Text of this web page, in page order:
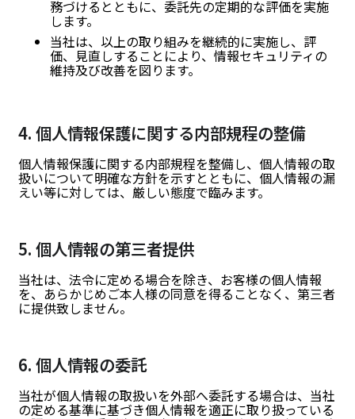
務づけるとともに、委託先の定期的な評価を実施
します。
当社は、以上の取り組みを継続的に実施し、評
価、見直しすることにより、情報セキュリティの
維持及び改善を図ります。
4. 個人情報保護に関する内部規程の整備
個人情報保護に関する内部規程を整備し、個人情報の取
扱いについて明確な方針を示すとともに、個人情報の漏
えい等に対しては、厳しい態度で臨みます。
5. 個人情報の第三者提供
当社は、法令に定める場合を除き、お客様の個人情報
を、あらかじめご本人様の同意を得ることなく、第三者
に提供致しません。
6. 個人情報の委託
当社が個人情報の取扱いを外部へ委託する場合は、当社
の定める基準に基づき個人情報を適正に取り扱っている